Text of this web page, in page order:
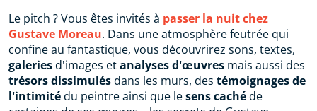
Le pitch ? Vous êtes invités à passer la nuit chez
Gustave Moreau. Dans une atmosphère feutrée qui
confine au fantastique, vous découvrirez sons, textes,
galeriesd'images etanalyses d'œuvres mais aussi des
trésors dissimulésdans les murs, des témoignages de
l'intimitédu peintre ainsi que lesens cachéde